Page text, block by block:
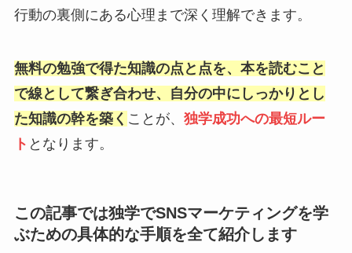
行動の裏側にある心理まで深く理解できます。
無料の勉強で得た知識の点と点を、本を読むこと
で線として繋ぎ合わせ、自分の中にしっかりとし
た知識の幹を築く ことが、 独学成功への最短ルー
ト となります。
この記事では独学でSNSマーケティングを学
ぶための具体的な手順を全て紹介します